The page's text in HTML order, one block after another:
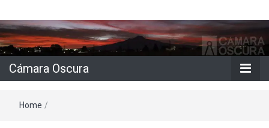
Cámara
Oscura
Cámara Oscura
Home /